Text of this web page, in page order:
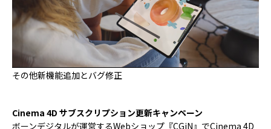
その他新機能追加とバグ修正
Cinema 4D サブスクリプション更新キャンペーン
ボーンデジタルが運営するWebショップ『CGiN』でCinema 4D